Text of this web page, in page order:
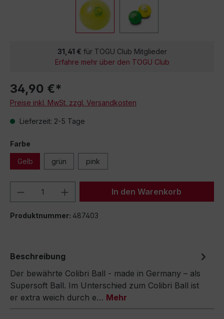
31,41 € für TOGU Club Mitglieder
Erfahre mehr über den TOGU Club
34,90 €*
Preise inkl. MwSt. zzgl. Versandkosten
Lieferzeit: 2-5 Tage
Farbe
Gelb grün pink
Produkt Anzahl: Gib denIn den Warenkorb
Produktnummer: 487403
Beschreibung
Der bewährte Colibri Ball - made in Germany – als
Supersoft Ball. Im Unterschied zum Colibri Ball ist
er extra weich durch e… Mehr